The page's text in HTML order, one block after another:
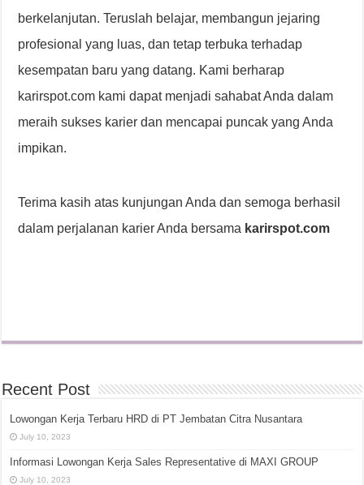
berkelanjutan. Teruslah belajar, membangun jejaring
profesional yang luas, dan tetap terbuka terhadap
kesempatan baru yang datang. Kami berharap
karirspot.com kami dapat menjadi sahabat Anda dalam
meraih sukses karier dan mencapai puncak yang Anda
impikan.
Terima kasih atas kunjungan Anda dan semoga berhasil
dalam perjalanan karier Anda bersama karirspot.com
Recent Post
Lowongan Kerja Terbaru HRD di PT Jembatan Citra Nusantara
July 10, 2023
Informasi Lowongan Kerja Sales Representative di MAXI GROUP
July 10, 2023